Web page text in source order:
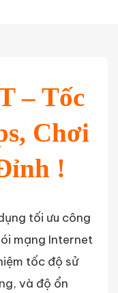
– Tốc
Chơi
!
tối ưu công
mạng Internet
tốc độ sử
và độ ổn